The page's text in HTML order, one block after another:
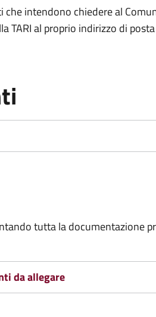
intendono chiedere al
TARI al proprio indirizzo di
tutta la documentazione
da allegare